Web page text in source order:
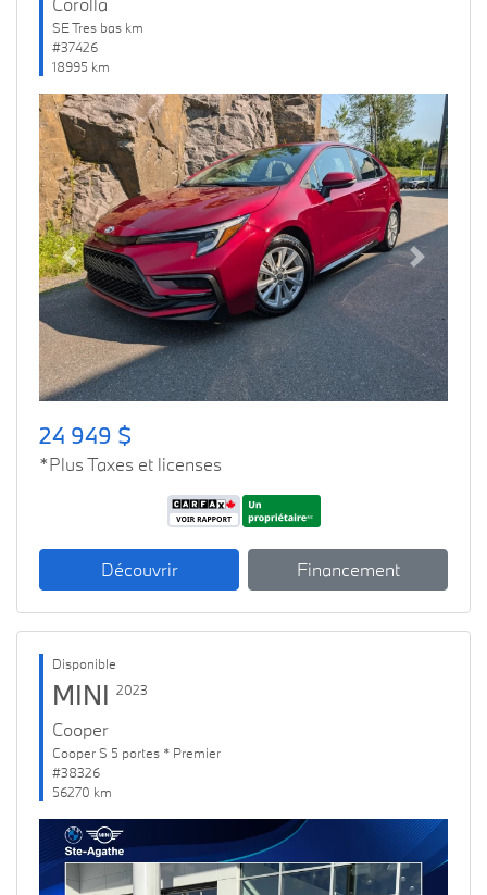
SE Tres bas km
#37426
18995 km
Previous Next
24 949 $
*Plus Taxes et licenses
Découvrir Financement
Disponible
MINI 2023
Cooper
Cooper S 5 portes * Premier
#38326
56270 km